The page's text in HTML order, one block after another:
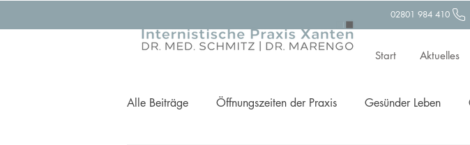
02801 984 410
Start Aktuelles
Alle Beiträge Öffnungszeiten der Praxis Gesünder Leben